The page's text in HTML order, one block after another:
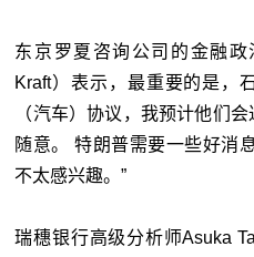
东京罗夏咨询公司的金融
Kraft）表示，最重要的是，
（汽车）协议，我预计他们
随意。 特朗普需要一些好消
不太感兴趣。”
瑞穗银行高级分析师Asuka